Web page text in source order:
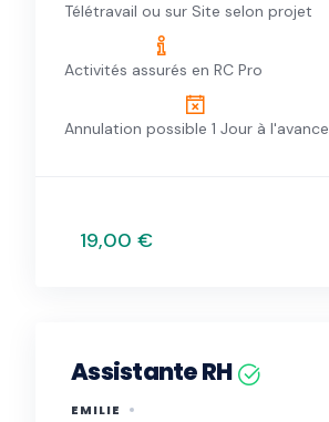
Télétravail ou sur Site selon projet
Activités assurés en RC Pro
Annulation possible 1 Jour à l'avance
19,00 €
Assistante RH
EMILIE